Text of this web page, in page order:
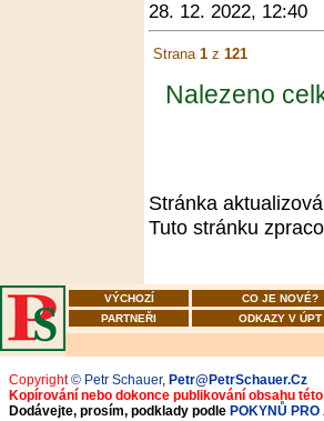
28. 12. 2022, 12:40
Strana 1 z 121
Nalezeno
Stránka
Tuto stránku
VÝCHOZÍ CO JE NOVÉ?
PARTNEŘI
ODKAZY V ÚPT
Copyright© Petr Schauer, Petr@PetrSchauer.Cz
Kopírování nebo dokonce publikování obsahu
Dodávejte, prosím, podklady podle POKYNŮ